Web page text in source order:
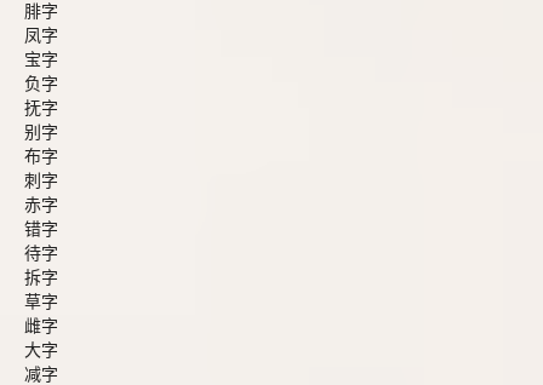
腓字
凤字
宝字
负字
抚字
别字
布字
刺字
赤字
错字
待字
拆字
草字
雌字
大字
减字